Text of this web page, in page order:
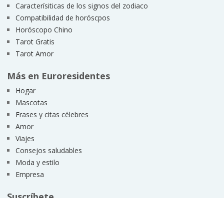
Caracterísiticas de los signos del zodiaco
Compatibilidad de horóscpos
Horóscopo Chino
Tarot Gratis
Tarot Amor
Más en Euroresidentes
Hogar
Mascotas
Frases y citas célebres
Amor
Viajes
Consejos saludables
Moda y estilo
Empresa